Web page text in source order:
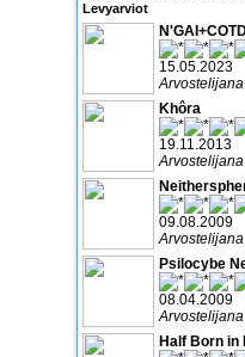
Levyarviot
15.05.2023
Khôra
19.11.2013
09.08.2009
Psilocybe
08.04.2009
Half Born in